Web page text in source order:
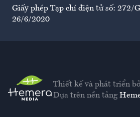
Giấy phép Tạp chí điện tử số: 272/
26/6/2020
Thiết kế và phát triển
Dựa trên nền tảng